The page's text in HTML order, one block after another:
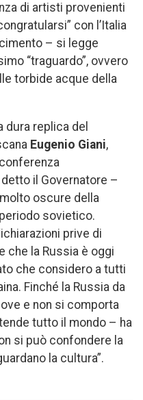
di artisti provenienti
con l’Italia
– si legge
“traguardo”, ovvero
torbide acque della
dura replica del
Eugenio Giani,
il Governatore –
oscure della
sovietico.
prive di
che la Russia è oggi
che considero a tutti
Finché la Russia da
e non si comporta
tutto il mondo – ha
si può confondere la
la cultura”.